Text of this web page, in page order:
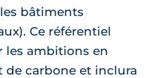
bâtiments
Ce référentiel
les ambitions en
de carbone et inclura